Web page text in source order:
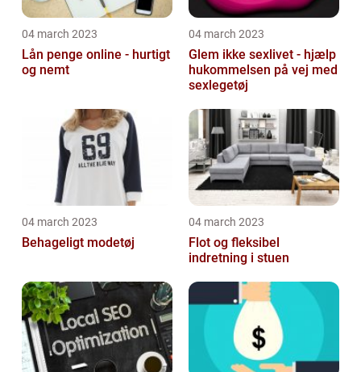
04 march 2023
Lån penge online - hurtigt
og nemt
04 march 2023
Glem ikke sexlivet - hjælp
hukommelsen på vej med
sexlegetøj
04 march 2023
Behageligt modetøj
04 march 2023
Flot og fleksibel
indretning i stuen